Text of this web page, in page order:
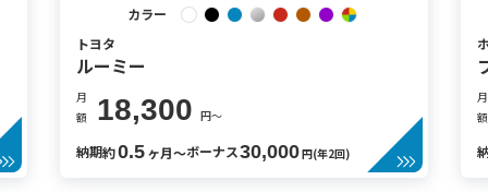
カラー
トヨタ
ルーミー
月
額
18,300 円〜
納期約0.5ヶ月〜ボーナス30,000円(年2回)
月
額